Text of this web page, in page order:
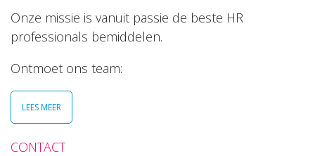
Onze missie is vanuit passie de beste HR
professionals bemiddelen.
Ontmoet ons team:
LEES MEER
CONTACT